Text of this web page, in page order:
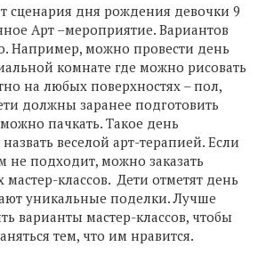
сценария дня рождения девочки 9
Арт –мероприятие. Вариантов
Например, можно провести день
комнате где можно рисовать
на любых поверхностях – пол,
должны заранее подготовить
пачкать. Такое день
веселой арт-терапией. Если
не подходит, можно заказать
мастер-классов. Дети отметят день
уникальные поделки. Лучше
варианты мастер-классов, чтобы
тем, что им нравится.